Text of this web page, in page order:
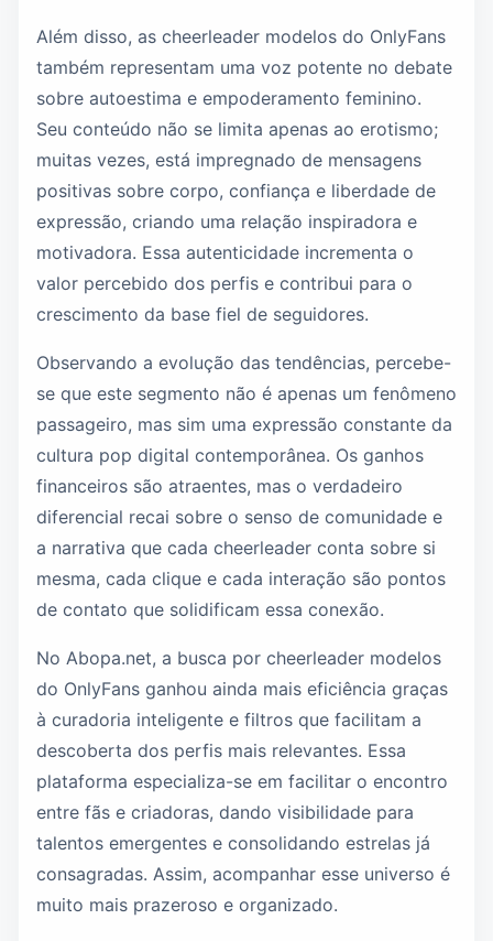
Além disso, as cheerleader modelos do OnlyFans
também representam uma voz potente no debate
sobre autoestima e empoderamento feminino.
Seu conteúdo não se limita apenas ao erotismo;
muitas vezes, está impregnado de mensagens
positivas sobre corpo, confiança e liberdade de
expressão, criando uma relação inspiradora e
motivadora. Essa autenticidade incrementa o
valor percebido dos perfis e contribui para o
crescimento da base fiel de seguidores.
Observando a evolução das tendências, percebe-
se que este segmento não é apenas um fenômeno
passageiro, mas sim uma expressão constante da
cultura pop digital contemporânea. Os ganhos
financeiros são atraentes, mas o verdadeiro
diferencial recai sobre o senso de comunidade e
a narrativa que cada cheerleader conta sobre si
mesma, cada clique e cada interação são pontos
de contato que solidificam essa conexão.
No Abopa.net, a busca por cheerleader modelos
do OnlyFans ganhou ainda mais eficiência graças
à curadoria inteligente e filtros que facilitam a
descoberta dos perfis mais relevantes. Essa
plataforma especializa-se em facilitar o encontro
entre fãs e criadoras, dando visibilidade para
talentos emergentes e consolidando estrelas já
consagradas. Assim, acompanhar esse universo é
muito mais prazeroso e organizado.